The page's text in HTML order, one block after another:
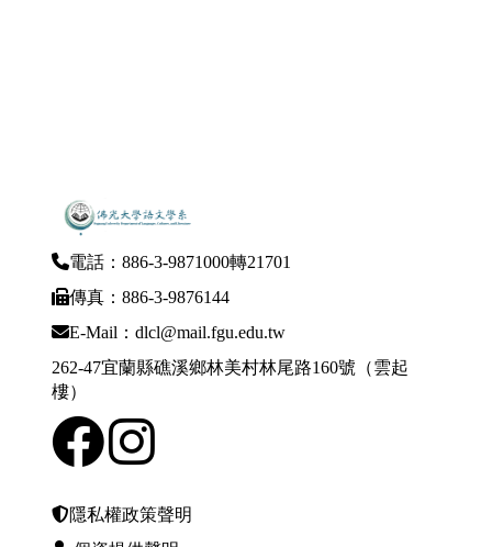
電話：886-3-9871000轉21701
傳真：886-3-9876144
E-Mail：dlcl@mail.fgu.edu.tw
262-47宜蘭縣礁溪鄉林美村林尾路160號（雲起
樓）
隱私權政策聲明